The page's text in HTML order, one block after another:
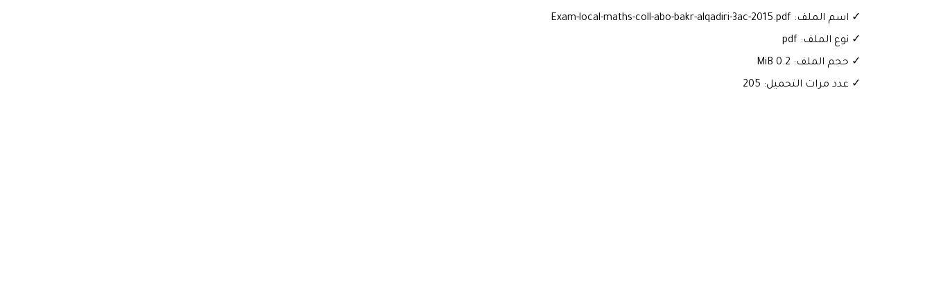
✓ اسم الملف: Exam-local-maths-coll-abo-bakr-alqadiri-3ac-2015.pdf
✓ نوع الملف: pdf
✓ حجم الملف: 0.2 MiB
✓ عدد مرات التحميل: 205